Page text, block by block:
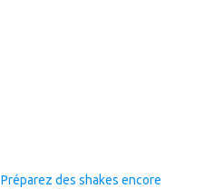
Préparez des shakes encore